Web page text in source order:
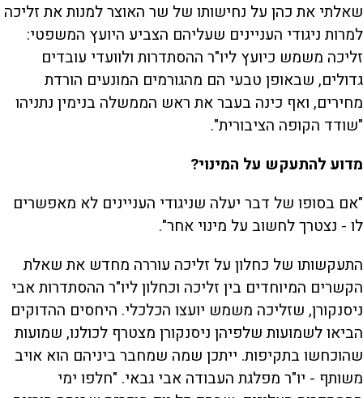
שאלתי את כהן על נחישותו של שר האוצר למנות את זליכה
למרות ניגודי העניינים שעליהם הצביע היועץ המשפטי:
זליכה משמש כיועץ ליו"ר ההסתדרות ולוועדי עובדים
גדולים, שבאופן טבעי הם מהגורמים המונעים הורדת
מחירים, ואף כינה בעבר את ראש הממשלה בנימין נתניהו
"שודד הקופה הציבורית".
מדוע להתעקש על המינוי?
"אם בסופו של דבר יעלה שניגודי העניינים לא מאפשרים
לו - נצטרך לחשוב על מינוי אחר".
התעקשותו של כחלון על זליכה עוררה מחדש את שאלת
הקשרים המיוחדים בין זליכה וכחלון ליו"ר ההסתדרות אבי
ניסנקורן, שזליכה משמש יועצו הכלכלי. היחסים ההדוקים
הביאו לשמועות שלפיהן ניסנקורן מצטרף לכולנו, שמועות
שהוכחשו בתקיפות. ייתכן שמה שמחבר ביניהם הוא אויב
משותף - יו"ר מפלגת העבודה אבי גבאי. "חלפו ימי